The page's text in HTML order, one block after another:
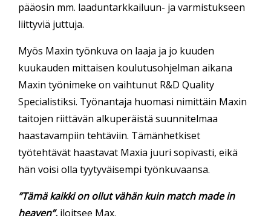
pääosin mm. laaduntarkkailuun- ja varmistukseen
liittyviä juttuja.
Myös Maxin työnkuva on laaja ja jo kuuden
kuukauden mittaisen koulutusohjelman aikana
Maxin työnimeke on vaihtunut R&D Quality
Specialistiksi. Työnantaja huomasi nimittäin Maxin
taitojen riittävän alkuperäistä suunnitelmaa
haastavampiin tehtäviin. Tämänhetkiset
työtehtävät haastavat Maxia juuri sopivasti, eikä
hän voisi olla tyytyväisempi työnkuvaansa.
”Tämä kaikki on ollut vähän kuin match made in
heaven”, iloitsee Max.